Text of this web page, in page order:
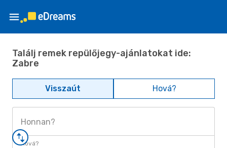
Találj remek repülőjegy-ajánlatokat ide:
Zabre
Visszaút Hová?
Honnan?
Hová?